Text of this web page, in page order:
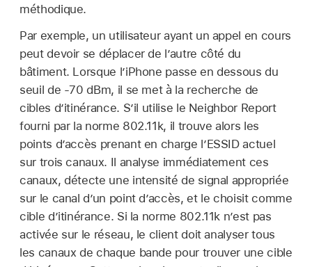
méthodique.
Par exemple, un utilisateur ayant un appel en cours
peut devoir se déplacer de l’autre côté du
bâtiment. Lorsque l’iPhone passe en dessous du
seuil de -70 dBm, il se met à la recherche de
cibles d’itinérance. S’il utilise le Neighbor Report
fourni par la norme 802.11k, il trouve alors les
points d’accès prenant en charge l’ESSID actuel
sur trois canaux. Il analyse immédiatement ces
canaux, détecte une intensité de signal appropriée
sur le canal d’un point d’accès, et le choisit comme
cible d’itinérance. Si la norme 802.11k n’est pas
activée sur le réseau, le client doit analyser tous
les canaux de chaque bande pour trouver une cible